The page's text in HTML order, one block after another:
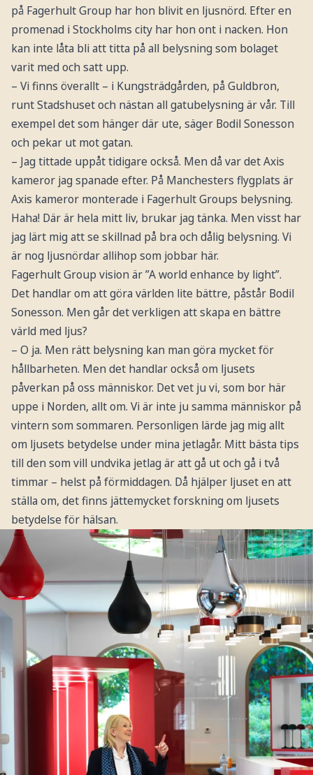
på Fagerhult Group har hon blivit en ljusnörd. Efter en
promenad i Stockholms city har hon ont i nacken. Hon
kan inte låta bli att titta på all belysning som bolaget
varit med och satt upp.
– Vi finns överallt – i Kungsträdgården, på Guldbron,
runt Stadshuset och nästan all gatubelysning är vår. Till
exempel det som hänger där ute, säger Bodil Sonesson
och pekar ut mot gatan.
– Jag tittade uppåt tidigare också. Men då var det Axis
kameror jag spanade efter. På Manchesters flygplats är
Axis kameror monterade i Fagerhult Groups belysning.
Haha! Där är hela mitt liv, brukar jag tänka. Men visst har
jag lärt mig att se skillnad på bra och dålig belysning. Vi
är nog ljusnördar allihop som jobbar här.
Fagerhult Group vision är ”A world enhance by light”.
Det handlar om att göra världen lite bättre, påstår Bodil
Sonesson. Men går det verkligen att skapa en bättre
värld med ljus?
– O ja. Men rätt belysning kan man göra mycket för
hållbarheten. Men det handlar också om ljusets
påverkan på oss människor. Det vet ju vi, som bor här
uppe i Norden, allt om. Vi är inte ju samma människor på
vintern som sommaren. Personligen lärde jag mig allt
om ljusets betydelse under mina jetlagår. Mitt bästa tips
till den som vill undvika jetlag är att gå ut och gå i två
timmar – helst på förmiddagen. Då hjälper ljuset en att
ställa om, det finns jättemycket forskning om ljusets
betydelse för hälsan.